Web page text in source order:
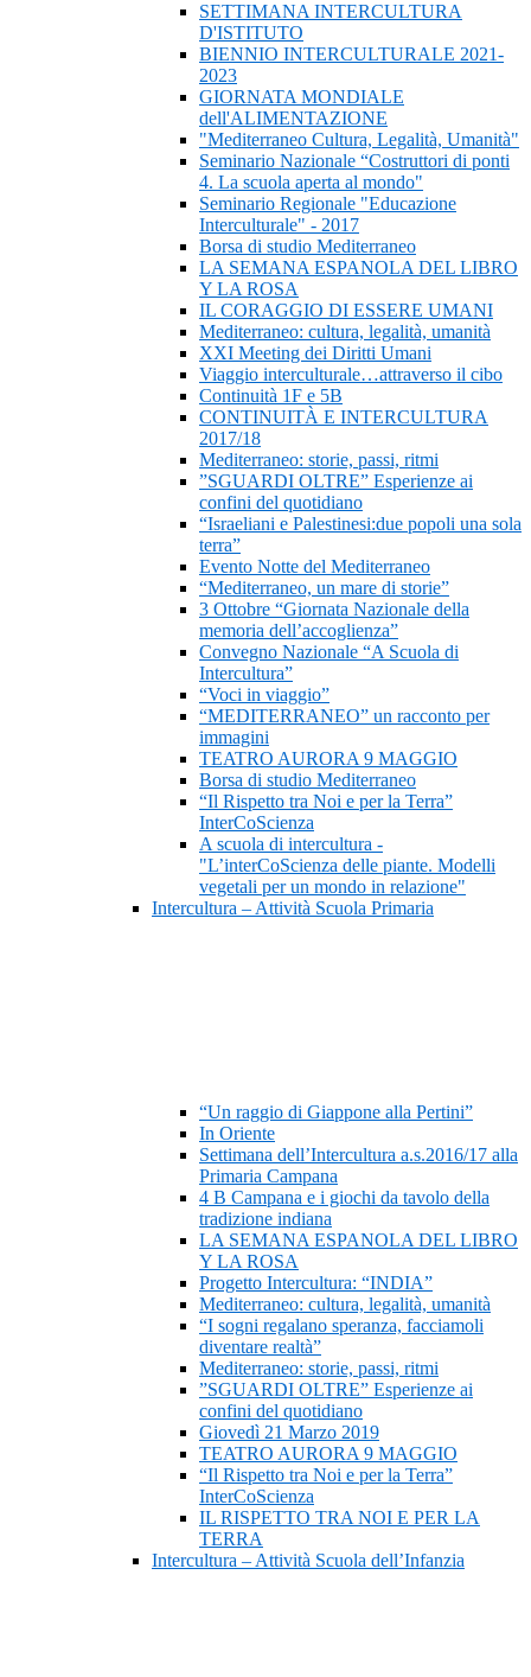
SETTIMANA INTERCULTURA
D'ISTITUTO
BIENNIO INTERCULTURALE 2021-
2023
GIORNATA MONDIALE
dell'ALIMENTAZIONE
"Mediterraneo Cultura, Legalità, Umanità"
Seminario Nazionale “Costruttori di ponti
4. La scuola aperta al mondo"
Seminario Regionale "Educazione
Interculturale" - 2017
Borsa di studio Mediterraneo
LA SEMANA ESPANOLA DEL LIBRO
Y LA ROSA
IL CORAGGIO DI ESSERE UMANI
Mediterraneo: cultura, legalità, umanità
XXI Meeting dei Diritti Umani
Viaggio interculturale…attraverso il cibo
Continuità 1F e 5B
CONTINUITÀ E INTERCULTURA
2017/18
Mediterraneo: storie, passi, ritmi
”SGUARDI OLTRE” Esperienze ai
confini del quotidiano
“Israeliani e Palestinesi:due popoli una sola
terra”
Evento Notte del Mediterraneo
“Mediterraneo, un mare di storie”
3 Ottobre “Giornata Nazionale della
memoria dell’accoglienza”
Convegno Nazionale “A Scuola di
Intercultura”
“Voci in viaggio”
“MEDITERRANEO” un racconto per
immagini
TEATRO AURORA 9 MAGGIO
Borsa di studio Mediterraneo
“Il Rispetto tra Noi e per la Terra”
InterCoScienza
A scuola di intercultura -
"L’interCoScienza delle piante. Modelli
vegetali per un mondo in relazione"
Intercultura – Attività Scuola Primaria
“Un raggio di Giappone alla Pertini”
In Oriente
Settimana dell’Intercultura a.s.2016/17 alla
Primaria Campana
4 B Campana e i giochi da tavolo della
tradizione indiana
LA SEMANA ESPANOLA DEL LIBRO
Y LA ROSA
Progetto Intercultura: “INDIA”
Mediterraneo: cultura, legalità, umanità
“I sogni regalano speranza, facciamoli
diventare realtà”
Mediterraneo: storie, passi, ritmi
”SGUARDI OLTRE” Esperienze ai
confini del quotidiano
Giovedì 21 Marzo 2019
TEATRO AURORA 9 MAGGIO
“Il Rispetto tra Noi e per la Terra”
InterCoScienza
IL RISPETTO TRA NOI E PER LA
TERRA
Intercultura – Attività Scuola dell’Infanzia